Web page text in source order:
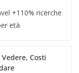
+110% ricerche
età
Costi